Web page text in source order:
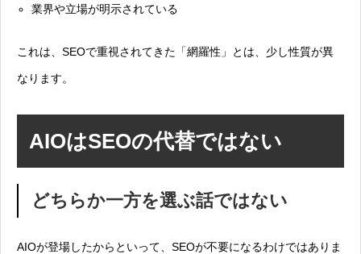
業界や立場が明示されている
これは、SEOで重視されてきた「網羅性」とは、少し性質が異
なります。
AIOはSEOの代替ではない
どちらか一方を選ぶ話ではない
AIOが登場したからといって、SEOが不要になるわけではありま